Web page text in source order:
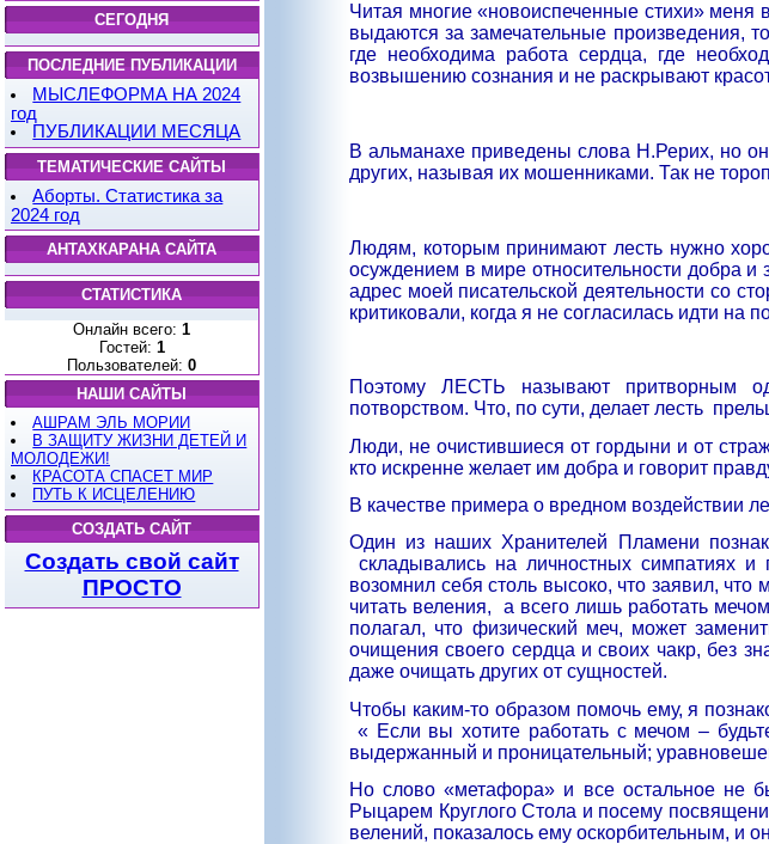
СЕГОДНЯ
ПОСЛЕДНИЕ ПУБЛИКАЦИИ
МЫСЛЕФОРМА НА 2024
год
ПУБЛИКАЦИИ МЕСЯЦА
ТЕМАТИЧЕСКИЕ САЙТЫ
Аборты. Статистика за
2024 год
АНТАХКАРАНА САЙТА
СТАТИСТИКА
Онлайн всего: 1
Гостей: 1
Пользователей: 0
НАШИ САЙТЫ
АШРАМ ЭЛЬ МОРИИ
В ЗАЩИТУ ЖИЗНИ ДЕТЕЙ И
МОЛОДЕЖИ!
КРАСОТА СПАСЕТ МИР
ПУТЬ К ИСЦЕЛЕНИЮ
СОЗДАТЬ САЙТ
Создать свой сайт
ПРОСТО
Читая многие «новоиспеченные стихи» меня
выдаются за замечательные произведения,
где необходима работа сердца, где
возвышению сознания и не раскрывают
В альманахе приведены слова Н.Рерих, но он
других, называя их мошенниками. Так не
Людям, которым принимают лесть нужно
осуждением в мире относительности добра и
адрес моей писательской деятельности со
критиковали, когда я не согласилась идти на
Поэтому ЛЕСТЬ называют притворным
потворством. Что, по сути, делает лесть
Люди, не очистившиеся от гордыни и от
кто искренне желает им добра и говорит
В качестве примера о вредном воздействии
Один из наших Хранителей Пламени
складывались на личностных симпатиях
возомнил себя столь высоко, что заявил,
читать веления,
а всего лишь работать
полагал, что физический меч, может
очищения своего сердца и своих чакр, без
даже очищать других от сущностей.
Чтобы каким-то образом помочь ему, я
« Если вы хотите работать с мечом –
выдержанный и проницательный;
Но слово «метафора» и все остальное не
Рыцарем Круглого Стола и посему
велений, показалось ему оскорбительным, и